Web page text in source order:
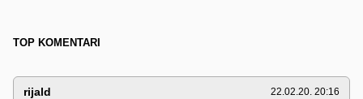
TOP KOMENTARI
rijald 22.02.20. 20:16